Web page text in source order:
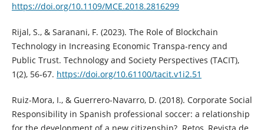
https://doi.org/10.1109/MCE.2018.2816299
Rijal, S., & Saranani, F. (2023). The Role of Blockchain
Technology in Increasing Economic Transpa-rency and
Public Trust. Technology and Society Perspectives (TACIT),
1(2), 56-67. https://doi.org/10.61100/tacit.v1i2.51
Ruiz-Mora, I., & Guerrero-Navarro, D. (2018). Corporate Social
Responsibility in Spanish professional soccer: a relationship